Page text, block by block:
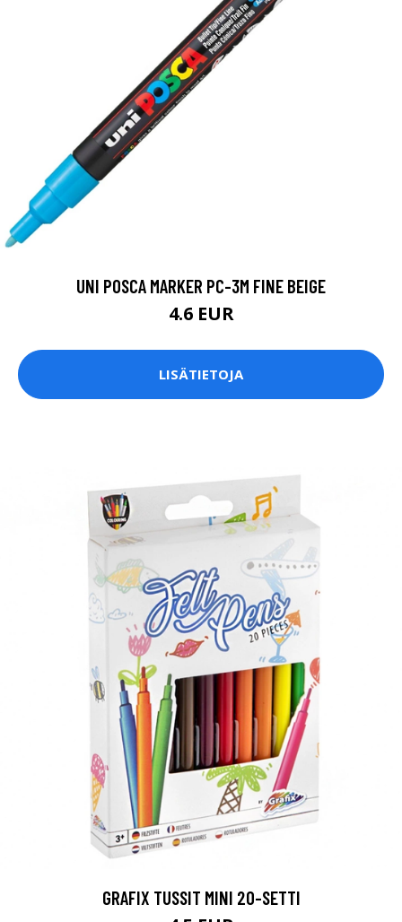
UNI POSCA MARKER PC-3M FINE BEIGE
4.6 EUR
LISÄTIETOJA
GRAFIX TUSSIT MINI 20-SETTI